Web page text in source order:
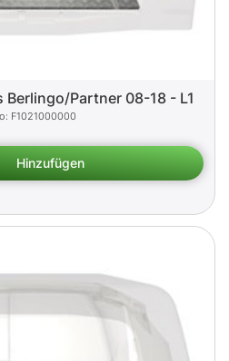
Berlingo/Partner 08-18 - L1
F1021000000